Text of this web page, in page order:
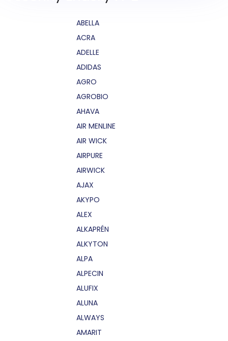
ABELLA
ACRA
ADELLE
ADIDAS
AGRO
AGROBIO
AHAVA
AIR MENLINE
AIR WICK
AIRPURE
AIRWICK
AJAX
AKYPO
ALEX
ALKAPRÉN
ALKYTON
ALPA
ALPECIN
ALUFIX
ALUNA
ALWAYS
AMARIT